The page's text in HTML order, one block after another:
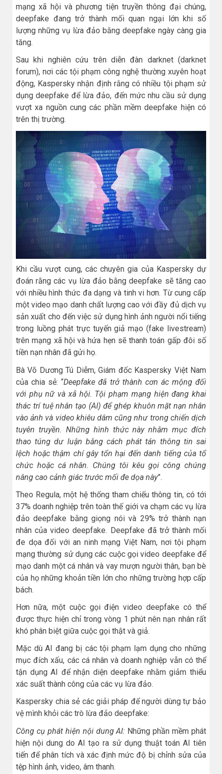
mạng xã hội và phương tiện truyền thông đại chúng,
deepfake đang trở thành mối quan ngại lớn khi số
lượng những vụ lừa đảo bằng deepfake ngày càng gia
tăng.
Sau khi nghiên cứu trên diễn đàn darknet (darknet
forum), nơi các tội phạm công nghệ thường xuyên hoạt
động, Kaspersky nhận định rằng có nhiều tội phạm sử
dụng deepfake để lừa đảo, đến mức nhu cầu sử dụng
vượt xa nguồn cung các phần mềm deepfake hiện có
trên thị trường.
Khi cầu vượt cung, các chuyên gia của Kaspersky dự
đoán rằng các vụ lừa đảo bằng deepfake sẽ tăng cao
với nhiều hình thức đa dạng và tinh vi hơn. Từ cung cấp
một video mạo danh chất lượng cao với đầy đủ dịch vụ
sản xuất cho đến việc sử dụng hình ảnh người nổi tiếng
trong luồng phát trực tuyến giả mạo (fake livestream)
trên mạng xã hội và hứa hẹn sẽ thanh toán gấp đôi số
tiền nạn nhân đã gửi họ.
Bà Võ Dương Tú Diễm, Giám đốc Kaspersky Việt Nam
của chia sẻ: “Deepfake đã trở thành cơn ác mộng đối
với phụ nữ và xã hội. Tội phạm mạng hiện đang khai
thác trí tuệ nhân tạo (AI) để ghép khuôn mặt nạn nhân
vào ảnh và video khiêu dâm cũng như trong chiến dịch
tuyên truyền. Những hình thức này nhằm mục đích
thao túng dư luận bằng cách phát tán thông tin sai
lệch hoặc thậm chí gây tổn hại đến danh tiếng của tổ
chức hoặc cá nhân. Chúng tôi kêu gọi công chúng
nâng cao cảnh giác trước mối đe dọa này”.
Theo Regula, một hệ thống tham chiếu thông tin, có tới
37% doanh nghiệp trên toàn thế giới va chạm các vụ lừa
đảo deepfake bằng giọng nói và 29% trở thành nạn
nhân của video deepfake. Deepfake đã trở thành mối
đe dọa đối với an ninh mạng Việt Nam, nơi tội phạm
mạng thường sử dụng các cuộc gọi video deepfake để
mạo danh một cá nhân và vay mượn người thân, bạn bè
của họ những khoản tiền lớn cho những trường hợp cấp
bách.
Hơn nữa, một cuộc gọi điện video deepfake có thể
được thực hiện chỉ trong vòng 1 phút nên nạn nhân rất
khó phân biệt giữa cuộc gọi thật và giả.
Mặc dù AI đang bị các tội phạm lạm dụng cho những
mục đích xấu, các cá nhân và doanh nghiệp vẫn có thể
tận dụng AI để nhận diện deepfake nhằm giảm thiểu
xác suất thành công của các vụ lừa đảo.
Kaspersky chia sẻ các giải pháp để người dùng tự bảo
vệ mình khỏi các trò lừa đảo deepfake:
Công cụ phát hiện nội dung AI: Những phần mềm phát
hiện nội dung do AI tạo ra sử dụng thuật toán AI tiên
tiến để phân tích và xác định mức độ bị chỉnh sửa của
tệp hình ảnh, video, âm thanh.